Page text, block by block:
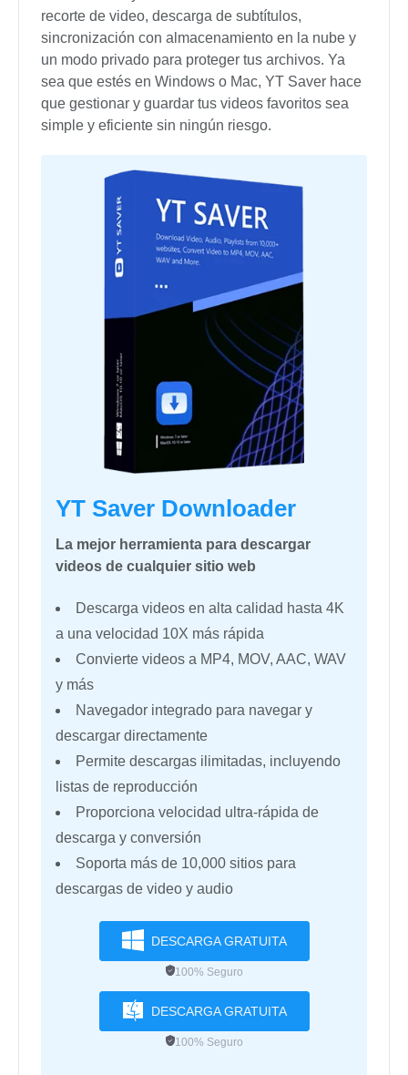
recorte de video, descarga de subtítulos,
sincronización con almacenamiento en la nube y
un modo privado para proteger tus archivos. Ya
sea que estés en Windows o Mac, YT Saver hace
que gestionar y guardar tus videos favoritos sea
simple y eficiente sin ningún riesgo.
YT Saver Downloader
La mejor herramienta para descargar
videos de cualquier sitio web
Descarga videos en alta calidad hasta 4K
a una velocidad 10X más rápida
Convierte videos a MP4, MOV, AAC, WAV
y más
Navegador integrado para navegar y
descargar directamente
Permite descargas ilimitadas, incluyendo
listas de reproducción
Proporciona velocidad ultra-rápida de
descarga y conversión
Soporta más de 10,000 sitios para
descargas de video y audio
DESCARGA GRATUITA
100% Seguro
DESCARGA GRATUITA
100% Seguro